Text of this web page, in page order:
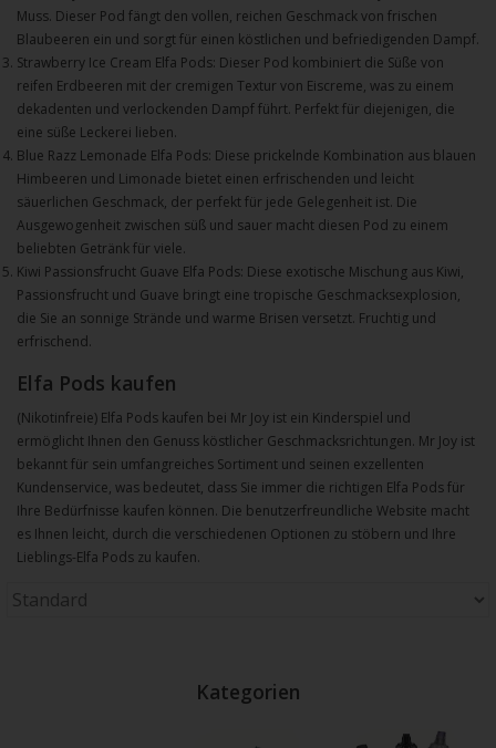
Muss. Dieser Pod fängt den vollen, reichen Geschmack von frischen
Blaubeeren ein und sorgt für einen köstlichen und befriedigenden Dampf.
Strawberry Ice Cream Elfa Pods: Dieser Pod kombiniert die Süße von
reifen Erdbeeren mit der cremigen Textur von Eiscreme, was zu einem
dekadenten und verlockenden Dampf führt. Perfekt für diejenigen, die
eine süße Leckerei lieben.
Blue Razz Lemonade Elfa Pods: Diese prickelnde Kombination aus blauen
Himbeeren und Limonade bietet einen erfrischenden und leicht
säuerlichen Geschmack, der perfekt für jede Gelegenheit ist. Die
Ausgewogenheit zwischen süß und sauer macht diesen Pod zu einem
beliebten Getränk für viele.
Kiwi Passionsfrucht Guave Elfa Pods: Diese exotische Mischung aus Kiwi,
Passionsfrucht und Guave bringt eine tropische Geschmacksexplosion,
die Sie an sonnige Strände und warme Brisen versetzt. Fruchtig und
erfrischend.
Elfa Pods kaufen
(Nikotinfreie) Elfa Pods kaufen bei Mr Joy ist ein Kinderspiel und
ermöglicht Ihnen den Genuss köstlicher Geschmacksrichtungen. Mr Joy ist
bekannt für sein umfangreiches Sortiment und seinen exzellenten
Kundenservice, was bedeutet, dass Sie immer die richtigen Elfa Pods für
Ihre Bedürfnisse kaufen können. Die benutzerfreundliche Website macht
es Ihnen leicht, durch die verschiedenen Optionen zu stöbern und Ihre
Lieblings-Elfa Pods zu kaufen.
Kategorien